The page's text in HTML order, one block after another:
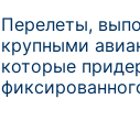
Перелеты,
крупными
которые